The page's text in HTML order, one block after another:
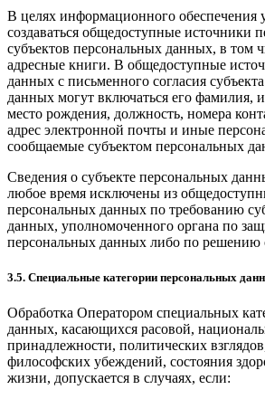
В целях информационного обеспечения
создаваться общедоступные источники
субъектов персональных данных, в том
адресные книги. В общедоступные
данных с письменного согласия
данных могут включаться его фамилия,
место рождения, должность, номера
адрес электронной почты и иные
сообщаемые субъектом персональных
Сведения о субъекте персональных
любое время исключены из
персональных данных по требованию
данных, уполномоченного органа по
персональных данных либо по решению
3.5. Специальные категории персональных
Обработка Оператором специальных
данных, касающихся расовой,
принадлежности, политических
философских убеждений, состояния
жизни, допускается в случаях, если: